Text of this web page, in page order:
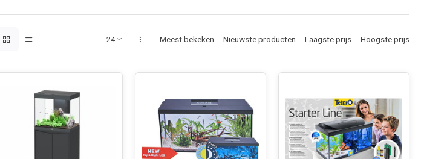
Meest bekeken Nieuwste producten Laagste prijs Hoogste prijs